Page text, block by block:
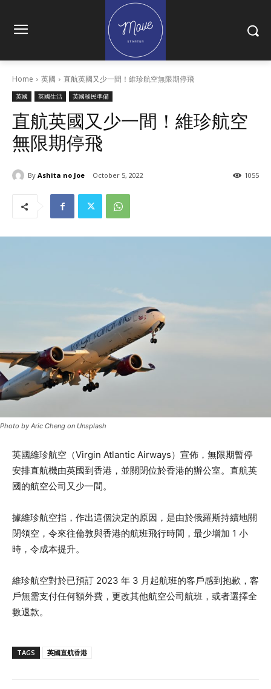
Home 英國 直航英國又少一間！維珍航空無限期停飛
英國 英國生活 英國移民準備
直航英國又少一間！維珍航空
無限期停飛
By Ashita no Joe October 5, 2022 1055
Photo by Aric Cheng on Unsplash
英國維珍航空（Virgin Atlantic Airways）宣佈，無限期暫停
安排直航機由英國到香港，並關閉位於香港的辦公室。直航英
國的航空公司又少一間。
據維珍航空指，作出這個決定的原因，是由於俄羅斯持續地關
閉領空，令來往倫敦與香港的航班飛行時間，最少增加 1 小
時，令成本提升。
維珍航空對於已預訂 2023 年 3 月起航班的客戶感到抱歉，客
戶無需支付任何額外費，更改其他航空公司航班，或者選擇全
數退款。
TAGS 英國直航香港